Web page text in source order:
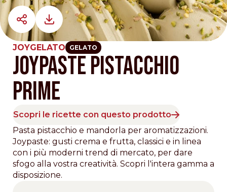
JOYGELATO GELATO
JOYPASTE PISTACCHIO
PRIME
Scopri le ricette con questo prodotto
Pasta pistacchio e mandorla per aromatizzazioni.
Joypaste: gusti crema e frutta, classici e in linea
con i più moderni trend di mercato, per dare
sfogo alla vostra creatività. Scopri l'intera gamma a
disposizione.